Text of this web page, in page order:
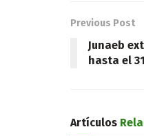
Previous Post
Junaeb
hasta el
Artículos